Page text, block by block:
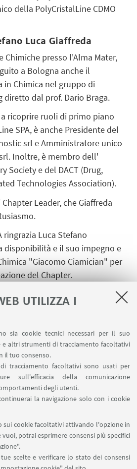
UTILIZZA I
sia cookie tecnici necessari per il suo
e altri strumenti di tracciamento facoltativi
il tuo consenso.
tracciamento facoltativi sono usati per
sull'efficacia della comunicazione
degli utenti.
la navigazione solo con i cookie
sui cookie facoltativi attivando l'opzione in
vuoi, potrai esprimere consensi più specifici
scelte e verificare lo stato dei consensi
della PolyCristalLine CDMO
Luca Giaffreda
Chimiche presso l'Alma Mater,
a Bologna anche il
in Chimica nel gruppo di
diretto dal prof. Dario Braga.
ricoprire ruoli di primo piano
SPA, è anche Presidente del
srl e Amministratore unico
Inoltre, è membro dell'
Society e del DACT (Drug,
Technologies Association).
Leader, che Giaffreda
ringrazia Luca Stefano
disponibilità e il suo impegno e
"Giacomo Ciamician" per
del Chapter.
sulle prossime attività del nuovo
alla piattaforma social
alChapter Ciamician.
Via Marsala 49
alumni@unibo.it
Chi siamo
Collabora con noi